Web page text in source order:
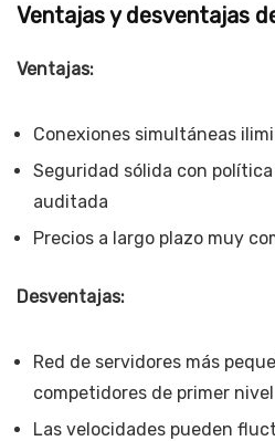
Ventajas y desventajas
Ventajas:
Conexiones simultáneas
Seguridad sólida con
auditada
Precios a largo plazo muy
Desventajas:
Red de servidores más
competidores de primer nivel
Las velocidades pueden